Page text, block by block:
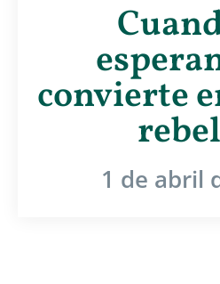
convierte
1 de abril